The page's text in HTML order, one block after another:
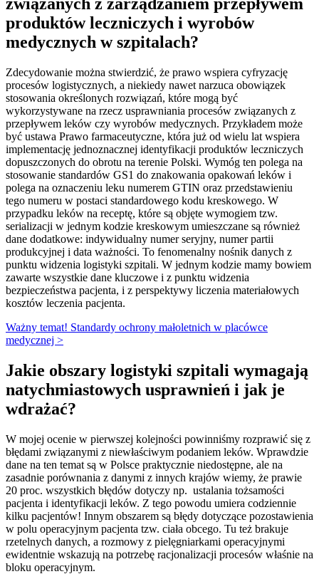
produktów leczniczych i wyrobów
medycznych w szpitalach?
Zdecydowanie można stwierdzić, że prawo wspiera cyfryzację
procesów logistycznych, a niekiedy nawet narzuca obowiązek
stosowania określonych rozwiązań, które mogą być
wykorzystywane na rzecz usprawniania procesów związanych z
przepływem leków czy wyrobów medycznych. Przykładem może
być ustawa Prawo farmaceutyczne, która już od wielu lat wspiera
implementację jednoznacznej identyfikacji produktów leczniczych
dopuszczonych do obrotu na terenie Polski. Wymóg ten polega na
stosowanie standardów GS1 do znakowania opakowań leków i
polega na oznaczeniu leku numerem GTIN oraz przedstawieniu
tego numeru w postaci standardowego kodu kreskowego. W
przypadku leków na receptę, które są objęte wymogiem tzw.
serializacji w jednym kodzie kreskowym umieszczane są również
dane dodatkowe: indywidualny numer seryjny, numer partii
produkcyjnej i data ważności. To fenomenalny nośnik danych z
punktu widzenia logistyki szpitali. W jednym kodzie mamy bowiem
zawarte wszystkie dane kluczowe i z punktu widzenia
bezpieczeństwa pacjenta, i z perspektywy liczenia materiałowych
kosztów leczenia pacjenta.
Ważny temat! Standardy ochrony małoletnich w placówce
medycznej >
Jakie obszary logistyki szpitali wymagają
natychmiastowych usprawnień i jak je
wdrażać?
W mojej ocenie w pierwszej kolejności powinniśmy rozprawić się z
błędami związanymi z niewłaściwym podaniem leków. Wprawdzie
dane na ten temat są w Polsce praktycznie niedostępne, ale na
zasadnie porównania z danymi z innych krajów wiemy, że prawie
20 proc. wszystkich błędów dotyczy np. ustalania tożsamości
pacjenta i identyfikacji leków. Z tego powodu umiera codziennie
kilku pacjentów! Innym obszarem są błędy dotyczące pozostawienia
w polu operacyjnym pacjenta tzw. ciała obcego. Tu też brakuje
rzetelnych danych, a rozmowy z pielęgniarkami operacyjnymi
ewidentnie wskazują na potrzebę racjonalizacji procesów właśnie na
bloku operacyjnym.